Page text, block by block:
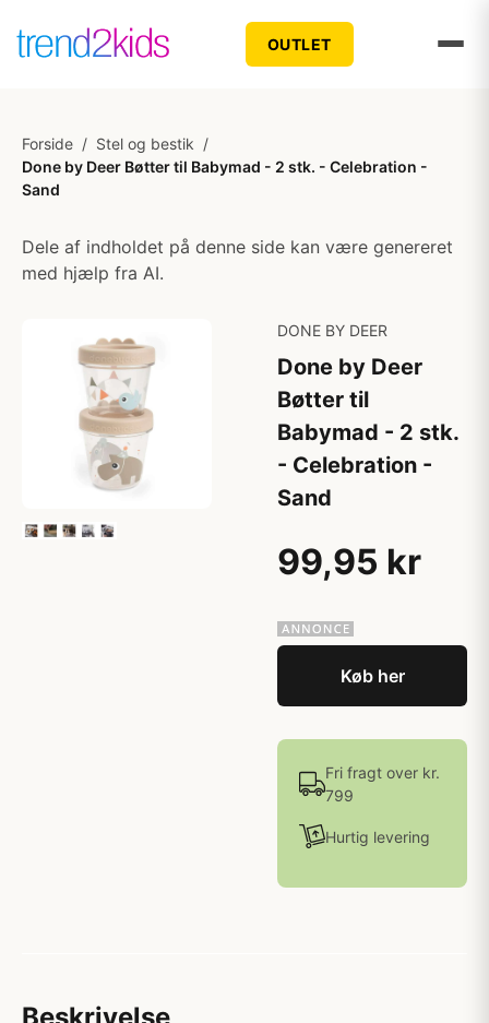
OUTLET
Forside / Stel og bestik /
Done by Deer Bøtter til Babymad - 2 stk. - Celebration -
Sand
Dele af indholdet på denne side kan være genereret
med hjælp fra AI.
DONE BY DEER
Done by Deer
Bøtter til
Babymad - 2 stk.
- Celebration -
Sand
99,95 kr
Køb her
Fri fragt over kr.
799
Hurtig levering